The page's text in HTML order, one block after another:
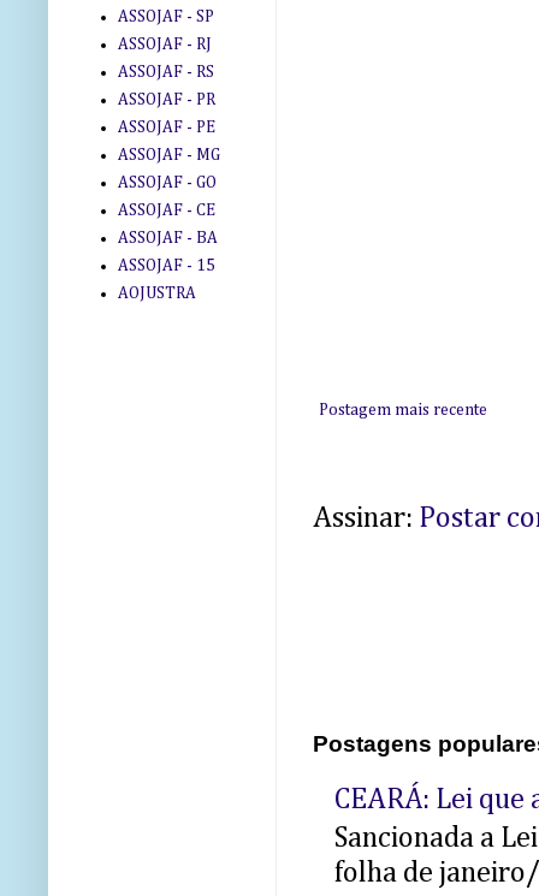
Postagem mais recente
Assinar: Postar
Postagens
CEARÁ: Lei
Sancionada a
folha de
ASSOJAF - SP
ASSOJAF - RJ
ASSOJAF - RS
ASSOJAF - PR
ASSOJAF - PE
ASSOJAF - MG
ASSOJAF - GO
ASSOJAF - CE
ASSOJAF - BA
ASSOJAF - 15
AOJUSTRA